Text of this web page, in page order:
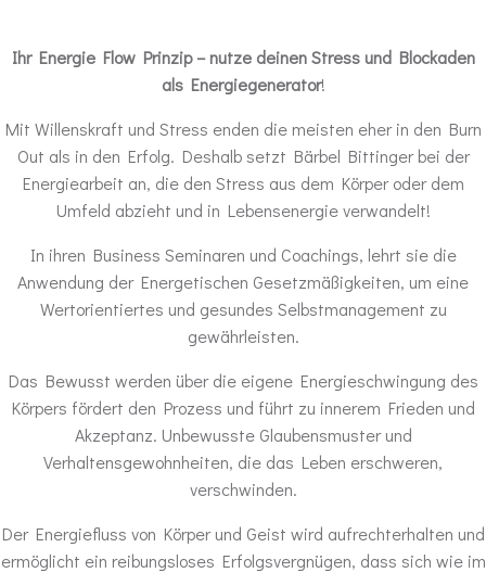
Ihr Energie Flow Prinzip– nutze deinen Stress und Blockaden
als Energiegenerator!
Mit Willenskraft und Stress enden die meisten eher in den Burn
Out als in den Erfolg. Deshalb setzt Bärbel Bittinger bei der
Energiearbeit an, die den Stress aus dem Körper oder dem
Umfeld abzieht und in Lebensenergie verwandelt!
In ihren Business Seminaren und Coachings, lehrt sie die
Anwendung der Energetischen Gesetzmäßigkeiten, um eine
Wertorientiertes und gesundes Selbstmanagement zu
gewährleisten.
Das Bewusst werden über die eigene Energieschwingung des
Körpers fördert den Prozess und führt zu innerem Frieden und
Akzeptanz. Unbewusste Glaubensmuster und
Verhaltensgewohnheiten, die das Leben erschweren,
verschwinden.
Der Energiefluss von Körper und Geist wird aufrechterhalten und
ermöglicht ein reibungsloses Erfolgsvergnügen, dass sich wie im